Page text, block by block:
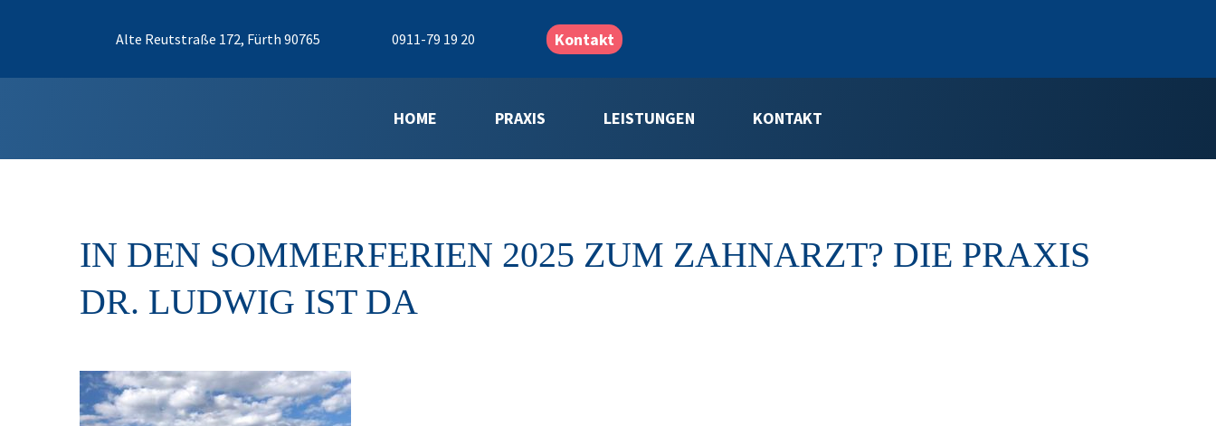
Alte Reutstraße 172, Fürth 90765 0911-79 19 20 Kontakt
HOME PRAXIS LEISTUNGEN KONTAKT
IN DEN SOMMERFERIEN 2025 ZUM ZAHNARZT? DIE PRAXIS
DR. LUDWIG IST DA